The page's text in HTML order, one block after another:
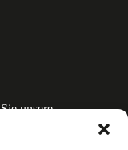
unsere